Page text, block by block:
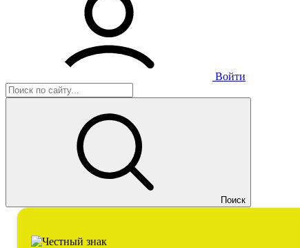
Войти
Поиск